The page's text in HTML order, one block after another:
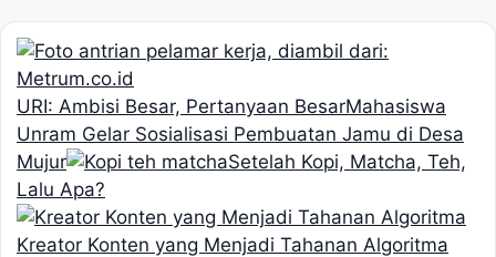
URI: Ambisi Besar, Pertanyaan BesarMahasiswa
Unram Gelar Sosialisasi Pembuatan Jamu di Desa
Mujur
Setelah Kopi, Matcha, Teh,
Lalu Apa?
Kreator Konten yang Menjadi Tahanan Algoritma